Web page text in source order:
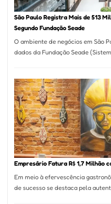
São Paulo Registra Mais de 513
Segundo Fundação Seade
O ambiente de negócios em São
dados da Fundação Seade
Empresário Fatura R$ 1,7 Milhão
Em meio à efervescência
de sucesso se destaca pela